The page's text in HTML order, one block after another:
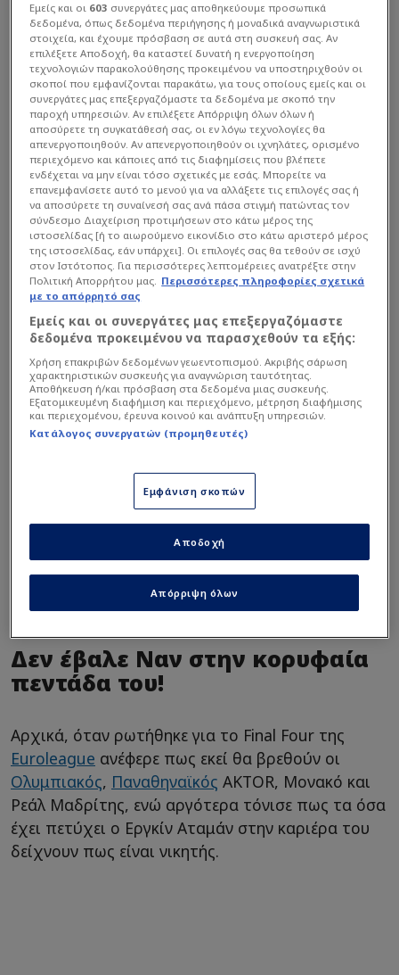
Ο φόργουορντ τηςΜονακόέκανε Q&A στο Χ και
απάντησε σε ερωτήσεις που του έκανε ο κόσμος.
Διαβάστε επίσης...
Φέρνει ψηλό για
Ολυμπιακό άμεσα ο ΠΑΟ - Ο
NBA Legend και η έκπληξη
με Σισέ
«Τρέλα» στον Ολυμπιακό
για Μοντέρο - Αφήνει τον
Φρανσίσκο, βρήκε… σουτέρ!
Δεν έβαλε Ναν στην κορυφαία
πεντάδα του!
Αρχικά, όταν ρωτήθηκε για το Final Four της
Euroleague ανέφερε πως εκεί θα βρεθούν οι
Ολυμπιακός, Παναθηναϊκός AKTOR, Μονακό και
Ρεάλ Μαδρίτης, ενώ αργότερα τόνισε πως τα όσα
έχει πετύχει ο Εργκίν Αταμάν στην καριέρα του
δείχνουν πως είναι νικητής.
Εμείς και οι 603 συνεργάτες μας αποθηκεύουμε προσωπικά
δεδομένα, όπως δεδομένα περιήγησης ή μοναδικά αναγνωριστικά
στοιχεία, και έχουμε πρόσβαση σε αυτά στη συσκευή σας. Αν
επιλέξετε Αποδοχή, θα καταστεί δυνατή η ενεργοποίηση
τεχνολογιών παρακολούθησης προκειμένου να υποστηριχθούν οι
σκοποί που εμφανίζονται παρακάτω, για τους οποίους εμείς και οι
συνεργάτες μας επεξεργαζόμαστε τα δεδομένα με σκοπό την
παροχή υπηρεσιών. Αν επιλέξετε Απόρριψη όλων όλων ή
αποσύρετε τη συγκατάθεσή σας, οι εν λόγω τεχνολογίες θα
απενεργοποιηθούν. Αν απενεργοποιηθούν οι ιχνηλάτες, ορισμένο
περιεχόμενο και κάποιες από τις διαφημίσεις που βλέπετε
ενδέχεται να μην είναι τόσο σχετικές με εσάς. Μπορείτε να
επανεμφανίσετε αυτό το μενού για να αλλάξετε τις επιλογές σας ή
να αποσύρετε τη συναίνεσή σας ανά πάσα στιγμή πατώντας τον
σύνδεσμο Διαχείριση προτιμήσεων στο κάτω μέρος της
ιστοσελίδας [ή το αιωρούμενο εικονίδιο στο κάτω αριστερό μέρος
της ιστοσελίδας, εάν υπάρχει]. Οι επιλογές σας θα τεθούν σε ισχύ
στον Ιστότοπος. Για περισσότερες λεπτομέρειες ανατρέξτε στην
Πολιτική Απορρήτου μας. Περισσότερες πληροφορίες σχετικά
με το απόρρητό σας
Εμείς και οι συνεργάτες μας επεξεργαζόμαστε
δεδομένα προκειμένου να παρασχεθούν τα εξής:
Χρήση επακριβών δεδομένων γεωεντοπισμού. Ακριβής σάρωση
χαρακτηριστικών συσκευής για αναγνώριση ταυτότητας.
Αποθήκευση ή/και πρόσβαση στα δεδομένα μιας συσκευής.
Εξατομικευμένη διαφήμιση και περιεχόμενο, μέτρηση διαφήμισης
και περιεχομένου, έρευνα κοινού και ανάπτυξη υπηρεσιών.
Κατάλογος συνεργατών (προμηθευτές)
Εμφάνιση σκοπών
Απόρριψη όλων
Αποδοχή